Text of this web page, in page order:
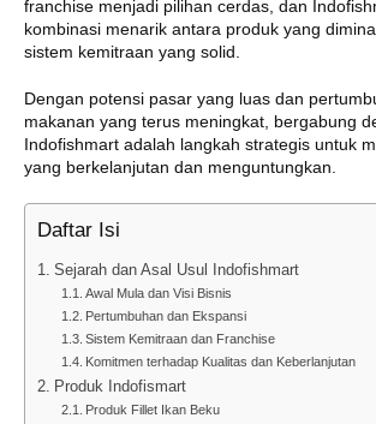
franchise menjadi pilihan cerdas, dan
kombinasi menarik antara produk yang
sistem kemitraan yang solid.
Dengan potensi pasar yang luas dan
makanan yang terus meningkat, bergabung
Indofishmart adalah langkah strategis untuk
yang berkelanjutan dan menguntungkan.
Daftar Isi
Sejarah dan Asal Usul Indofishmart
Awal Mula dan Visi Bisnis
Pertumbuhan dan Ekspansi
Sistem Kemitraan dan Franchise
Komitmen terhadap Kualitas dan Keberlanjutan
Produk Indofismart
Produk Fillet Ikan Beku